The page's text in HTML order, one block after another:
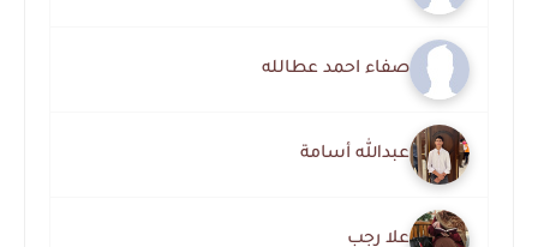
صفاء احمد عطالله
عبدالله أسامة
علا رجب